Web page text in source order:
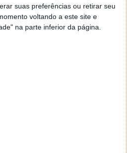
suas preferências ou retirar seu
voltando a este site e
na parte inferior da página.